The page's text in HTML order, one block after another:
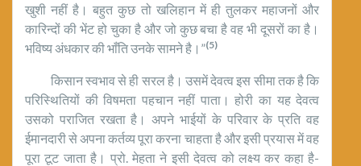
खुशी नहीं है। बहुत कुछ तो खलिहान में ही तुलकर महाजनों और
कारिन्दों की भेंट हो चुका है और जो कुछ बचा है वह भी दूसरों का है।
भविष्य अंधकार की भाँति उनके सामने है।”(5)
किसान स्वभाव से ही सरल है। उसमें देवत्व इस सीमा तक है कि
परिस्थितियों की विषमता पहचान नहीं पाता। होरी का यह देवत्व
उसको पराजित रखता है। अपने भाईयों के परिवार के प्रति वह
ईमानदारी से अपना कर्तव्य पूरा करना चाहता है और इसी प्रयास में वह
पूरा टूट जाता है। प्रो. मेहता ने इसी देवत्व को लक्ष्य कर कहा है-